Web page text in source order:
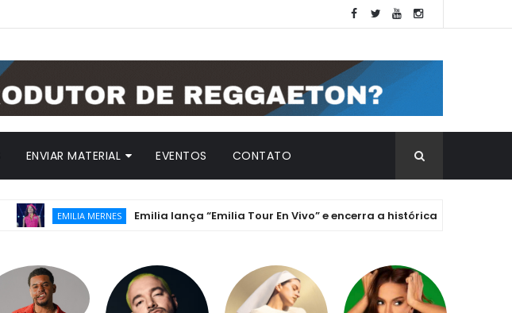
ENVIAR MATERIAL EVENTOS CONTATO
EMILIA MERNES Emilia lança “Emilia Tour En Vivo” e encerra a histórica Era ".mp3" com